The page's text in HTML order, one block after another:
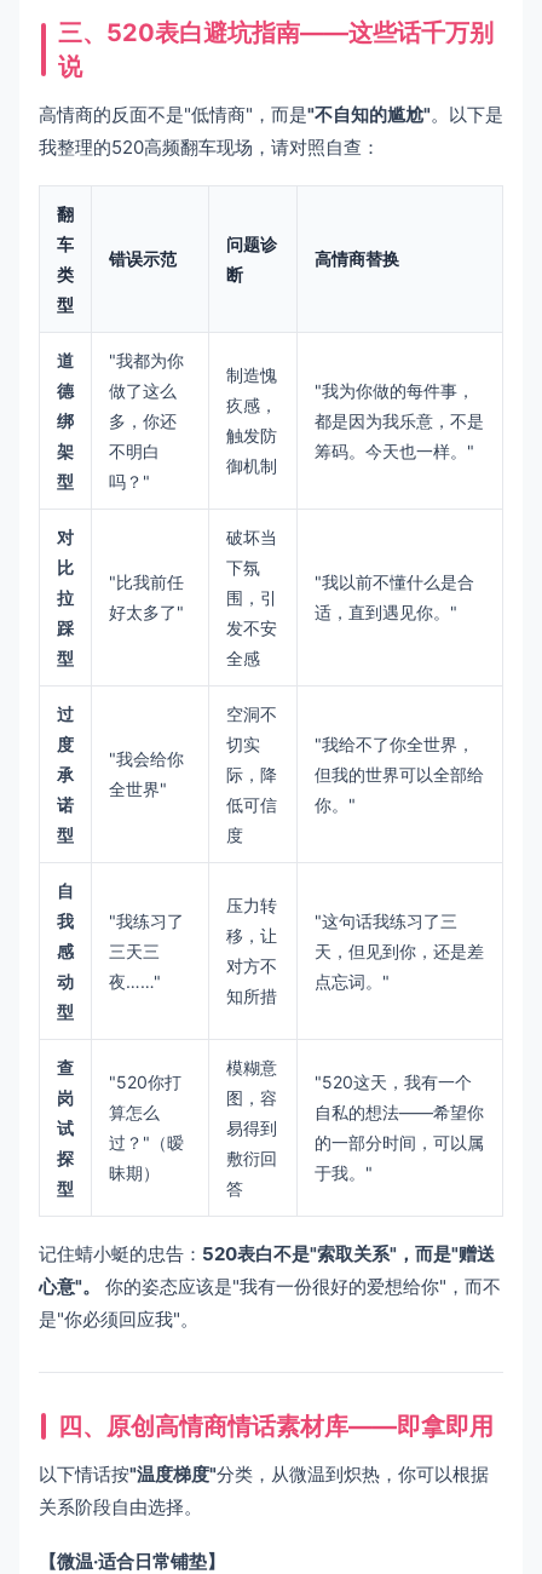
三、520表白避坑指南——这些话千万别
说
高情商的反面不是"低情商"，而是"不自知的尴尬"。以下是
我整理的520高频翻车现场，请对照自查：
翻
车
类
型
错误示范
问题诊
断
高情商替换
道
德
绑
架
型
"我都为你
做了这么
多，你还
不明白
吗？"
制造愧
疚感，
触发防
御机制
"我为你做的每件事，
都是因为我乐意，不是
筹码。今天也一样。"
对
比
拉
踩
型
"比我前任
好太多了"
破坏当
下氛
围，引
发不安
全感
"我以前不懂什么是合
适，直到遇见你。"
过
度
承
诺
型
"我会给你
全世界"
空洞不
切实
际，降
低可信
度
"我给不了你全世界，
但我的世界可以全部给
你。"
自
我
感
动
型
"我练习了
三天三
夜……"
压力转
移，让
对方不
知所措
"这句话我练习了三
天，但见到你，还是差
点忘词。"
查
岗
试
探
型
"520你打
算怎么
过？"（暧
昧期）
模糊意
图，容
易得到
敷衍回
答
"520这天，我有一个
自私的想法——希望你
的一部分时间，可以属
于我。"
记住蜻小蜓的忠告： 520表白不是"索取关系"，而是"赠送
心意"。
你的姿态应该是"我有一份很好的爱想给你"，而不
是"你必须回应我"。
四、原创高情商情话素材库——即拿即用
以下情话按"温度梯度"分类，从微温到炽热，你可以根据
关系阶段自由选择。
【微温·适合日常铺垫】